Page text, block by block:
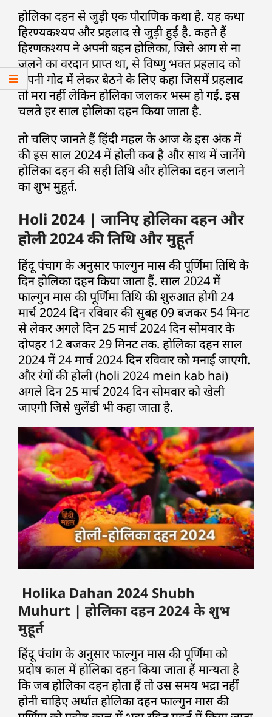
होलिका दहन से जुड़ी एक पौराणिक कथा है. यह कथा
हिरण्यकश्यप और प्रहलाद से जुड़ी हुई है. कहते हैं
हिरणकश्यप ने अपनी बहन होलिका, जिसे आग से ना
जलने का वरदान प्राप्त था, से विष्णु भक्त प्रहलाद को
अपनी गोद में लेकर बैठने के लिए कहा जिसमें प्रहलाद
तो मरा नहीं लेकिन होलिका जलकर भस्म हो गईं. इस
चलते हर साल होलिका दहन किया जाता है.
तो चलिए जानते हैं हिंदी महल के आज के इस अंक में
की इस साल 2024 में होली कब है और साथ में जानेंगे
होलिका दहन की सही तिथि और होलिका दहन जलाने
का शुभ मुहूर्त.
Holi 2024 | जानिए होलिका दहन और
होली 2024 की तिथि और मुहूर्त
हिंदू पंचाग के अनुसार फाल्गुन मास की पूर्णिमा तिथि के
दिन होलिका दहन किया जाता हैं. साल 2024 में
फाल्गुन मास की पूर्णिमा तिथि की शुरुआत होगी 24
मार्च 2024 दिन रविवार की सुबह 09 बजकर 54 मिनट
से लेकर अगले दिन 25 मार्च 2024 दिन सोमवार के
दोपहर 12 बजकर 29 मिनट तक. होलिका दहन साल
2024 में 24 मार्च 2024 दिन रविवार को मनाई जाएगी.
और रंगों की होली (holi 2024 mein kab hai)
अगले दिन 25 मार्च 2024 दिन सोमवार को खेली
जाएगी जिसे धुलेंडी भी कहा जाता है.
Holika Dahan 2024 Shubh
Muhurt | होलिका दहन 2024 के शुभ
मुहूर्त
हिंदू पंचांग के अनुसार फाल्गुन मास की पूर्णिमा को
प्रदोष काल में होलिका दहन किया जाता हैं मान्यता है
कि जब होलिका दहन होता हैं तो उस समय भद्रा नहीं
होनी चाहिए अर्थात होलिका दहन फाल्गुन मास की